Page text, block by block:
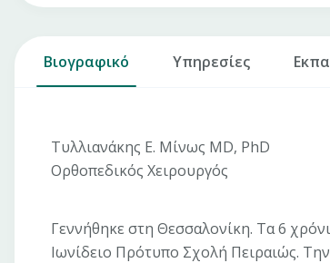
Βιογραφικό Υπηρεσίες
Τυλλιανάκης Ε. Μίνως MD, PhD
Ορθοπεδικός Χειρουργός
Γεννήθηκε στη Θεσσαλονίκη. Τα 6
Ιωνίδειο Πρότυπο Σχολή Πειραιώς.